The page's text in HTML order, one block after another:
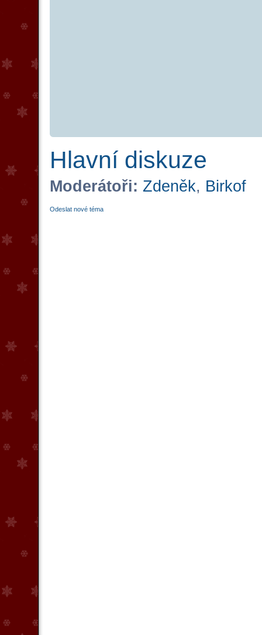
Hlavní diskuze
Moderátoři: Zdeněk, Birkof
Odeslat nové téma